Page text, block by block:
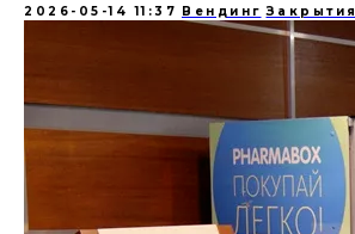
2026-05-14 11:37 Вендинг Закрытия